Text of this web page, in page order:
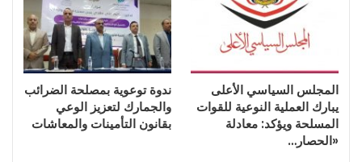
المجلس السياسي الأعلى
يبارك العملية النوعية للقوات
المسلحة ويؤكد: معادلة
«الحصار…
ندوة توعوية بمصلحة الضرائب
والجمارك لتعزيز الوعي
بقانون التأمينات والمعاشات